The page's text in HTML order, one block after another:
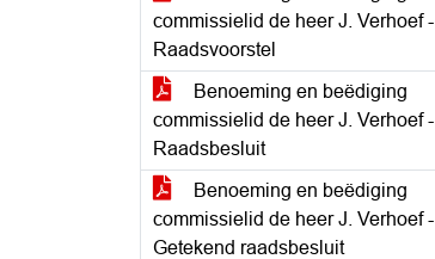
commissielid de heer J. Verhoef -
Raadsvoorstel
Benoeming en beëdiging
commissielid de heer J. Verhoef -
Raadsbesluit
Benoeming en beëdiging
commissielid de heer J. Verhoef -
Getekend raadsbesluit